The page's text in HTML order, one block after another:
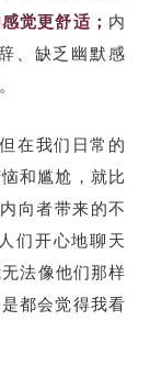
觉更舒适 ； 内
、缺乏幽默感
在我们日常的
和尴尬，就比
向者带来的不
们开心地聊天
法像他们那样
都会觉得我看